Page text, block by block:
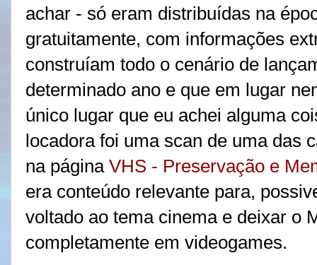
achar - só eram distribuídas na
gratuitamente, com informações
construíam todo o cenário de
determinado ano e que em lugar
único lugar que eu achei alguma
locadora foi uma scan de uma das
na página VHS - Preservação e
era conteúdo relevante para,
voltado ao tema cinema e deixar o
completamente em videogames.